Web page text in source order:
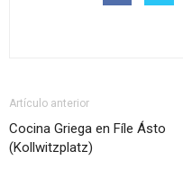
Artículo anterior
Cocina Griega en Fíle Ásto
(Kollwitzplatz)